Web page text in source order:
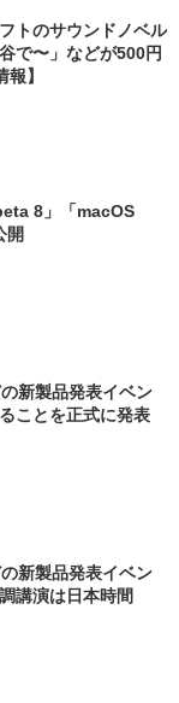
トのサウンドノベル
で〜」などが500円
】
8」「macOS
開
新製品発表イベン
ことを正式に発表
新製品発表イベン
講演は日本時間